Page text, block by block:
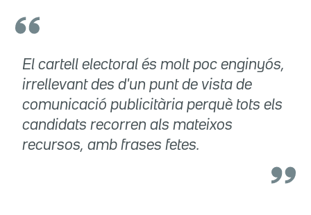
El cartell electoral és molt poc enginyós,
irrellevant des d'un punt de vista de
comunicació publicitària perquè tots els
candidats recorren als mateixos
recursos, amb frases fetes.